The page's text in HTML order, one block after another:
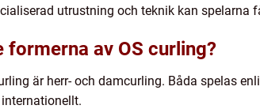
utrustning och teknik kan spelarna
av OS curling?
är herr- och damcurling. Båda spelas